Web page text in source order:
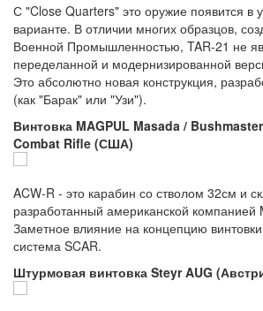
С "Close Quarters" это оружие появится в
варианте. В отличии многих образцов,
Военной Промышленностью, TAR-21 не
переделанной и модернизированной
Это абсолютно новая конструкция,
(как "Барак" или "Узи").
Винтовка MAGPUL Masada /
Combat Rifle (США)
ACW-R - это карабин со стволом 32см и
разработанный американской компанией
Заметное влияние на концепцию
система SCAR.
Штурмовая винтовка Steyr AUG